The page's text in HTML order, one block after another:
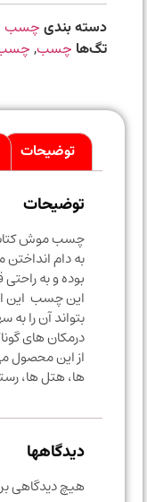
دسته بندی چسب 123 ثناباند 400 میل
چسب,چسب
توضیحات
توضیحات
چسب موش کتابی
به دام انداختن
بوده و به راحتی
این چسب این امکان
بتواند آن را به
درمکان های گوناگون
از این محصول می
ها، هتل ها،
دیدگاهها
هیچ دیدگاهی